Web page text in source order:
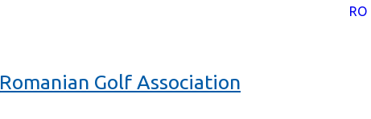
RO|
Romanian Golf Association